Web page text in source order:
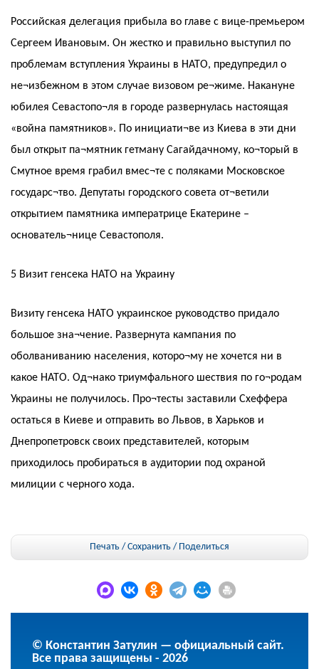
Российская делегация прибыла во главе с вице-премьером
Сергеем Ивановым. Он жестко и правильно выступил по
проблемам вступления Украины в НАТО, предупредил о
не¬избежном в этом случае визовом ре¬жиме. Накануне
юбилея Севастопо¬ля в городе развернулась настоящая
«война памятников». По инициати¬ве из Киева в эти дни
был открыт па¬мятник гетману Сагайдачному, ко¬торый в
Смутное время грабил вмес¬те с поляками Московское
государс¬тво. Депутаты городского совета от¬ветили
открытием памятника императрице Екатерине –
основатель¬нице Севастополя.
5 Визит генсека НАТО на Украину
Визиту генсека НАТО украинское руководство придало
большое зна¬чение. Развернута кампания по
оболваниванию населения, которо¬му не хочется ни в
какое НАТО. Од¬нако триумфального шествия по го¬родам
Украины не получилось. Про¬тесты заставили Схеффера
остаться в Киеве и отправить во Львов, в Харьков и
Днепропетровск своих представителей, которым
приходилось пробираться в аудитории под охраной
милиции с черного хода.
Печать / Сохранить / Поделиться
© Константин Затулин — официальный сайт.
Все права защищены - 2026